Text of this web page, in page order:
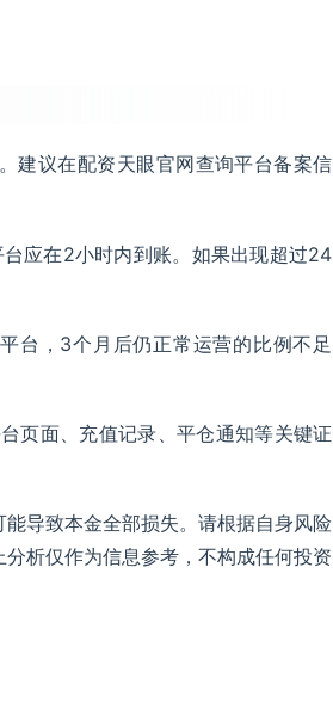
建议在配资天眼官网查询平台备案信
应在2小时内到账。如果出现超过24
台，3个月后仍正常运营的比例不足
页面、充值记录、平仓通知等关键证
导致本金全部损失。请根据自身风险
析仅作为信息参考，不构成任何投资